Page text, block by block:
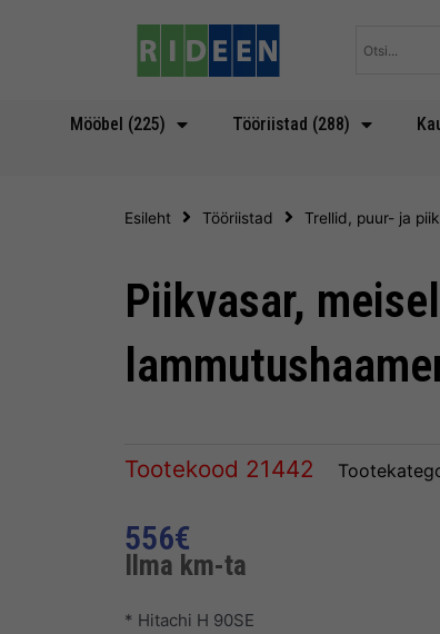
Mööbel (225) Tööriistad (288)
Esileht Tööriistad Trellid, puur- ja
Piikvasar,
Tootekood 21442
556€
Ilma km-ta
* Hitachi H 90SE